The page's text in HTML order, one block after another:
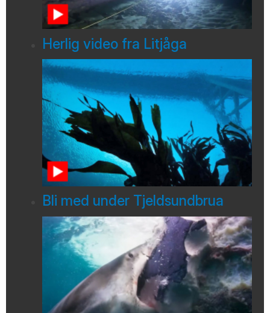
Herlig video fra Litjåga
Bli med under Tjeldsundbrua